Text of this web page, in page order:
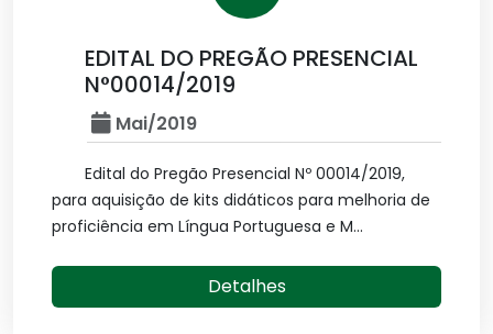
EDITAL DO PREGÃO PRESENCIAL
N°00014/2019
Mai/2019
Edital do Pregão Presencial Nº 00014/2019,
para aquisição de kits didáticos para melhoria de
proficiência em Língua Portuguesa e M...
Detalhes